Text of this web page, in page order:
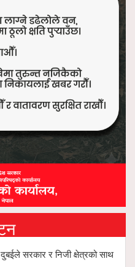
सरकार र निजी क्षेत्रको साथ